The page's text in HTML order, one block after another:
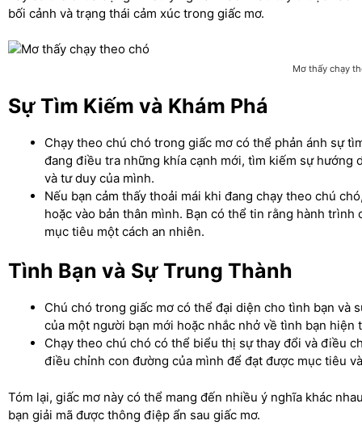
bối cảnh và trạng thái cảm xúc trong giấc mơ.
Mơ thấy chạy
Sự Tìm Kiếm và Khám Phá
Chạy theo chú chó trong giấc mơ có thể phản ánh sự
đang điều tra những khía cạnh mới, tìm kiếm sự hướng
và tư duy của mình.
Nếu bạn cảm thấy thoải mái khi đang chạy theo chú
hoặc vào bản thân mình. Bạn có thể tin rằng hành
mục tiêu một cách an nhiên.
Tình Bạn và Sự Trung Thành
Chú chó trong giấc mơ có thể đại diện cho tình bạn và
của một người bạn mới hoặc nhắc nhở về tình bạn
Chạy theo chú chó có thể biểu thị sự thay đổi và điều
điều chỉnh con đường của mình để đạt được mục tiêu
Tóm lại, giấc mơ này có thể mang đến nhiều ý nghĩa khác
bạn giải mã được thông điệp ẩn sau giấc mơ.